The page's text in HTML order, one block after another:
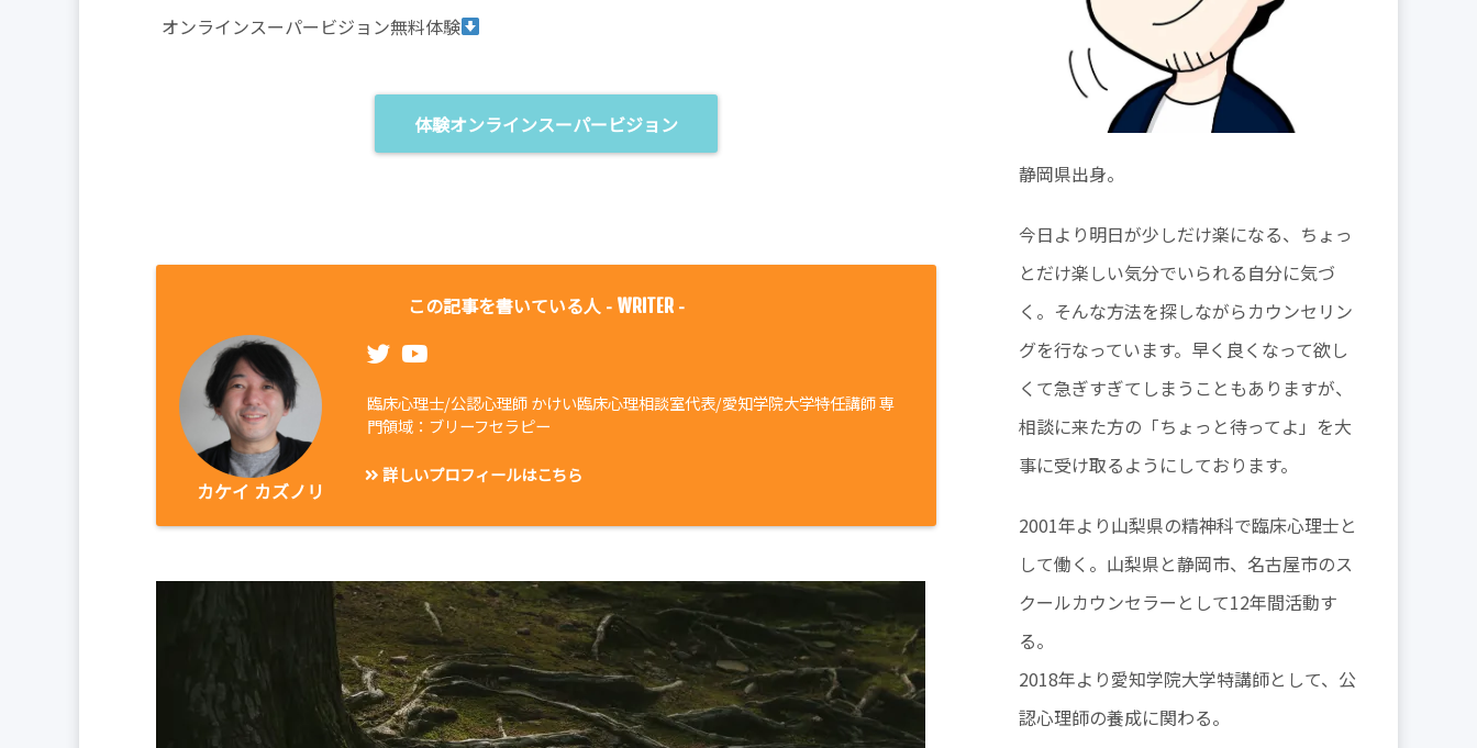
オンラインスーパービジョン無料体験
体験オンラインスーパービジョン
この記事を書いている人 - WRITER -
カケイ カズノリ
臨床心理士/公認心理師 かけい臨床心理相談室代表/愛知学院大学特任講師 専
門領域：ブリーフセラピー
詳しいプロフィールはこちら
静岡県出身。
今日より明日が少しだけ楽になる、ちょっ
とだけ楽しい気分でいられる自分に気づ
く。そんな方法を探しながらカウンセリン
グを行なっています。早く良くなって欲し
くて急ぎすぎてしまうこともありますが、
相談に来た方の「ちょっと待ってよ」を大
事に受け取るようにしております。
2001年より山梨県の精神科で臨床心理士と
して働く。山梨県と静岡市、名古屋市のス
クールカウンセラーとして12年間活動す
る。
2018年より愛知学院大学特講師として、公
認心理師の養成に関わる。